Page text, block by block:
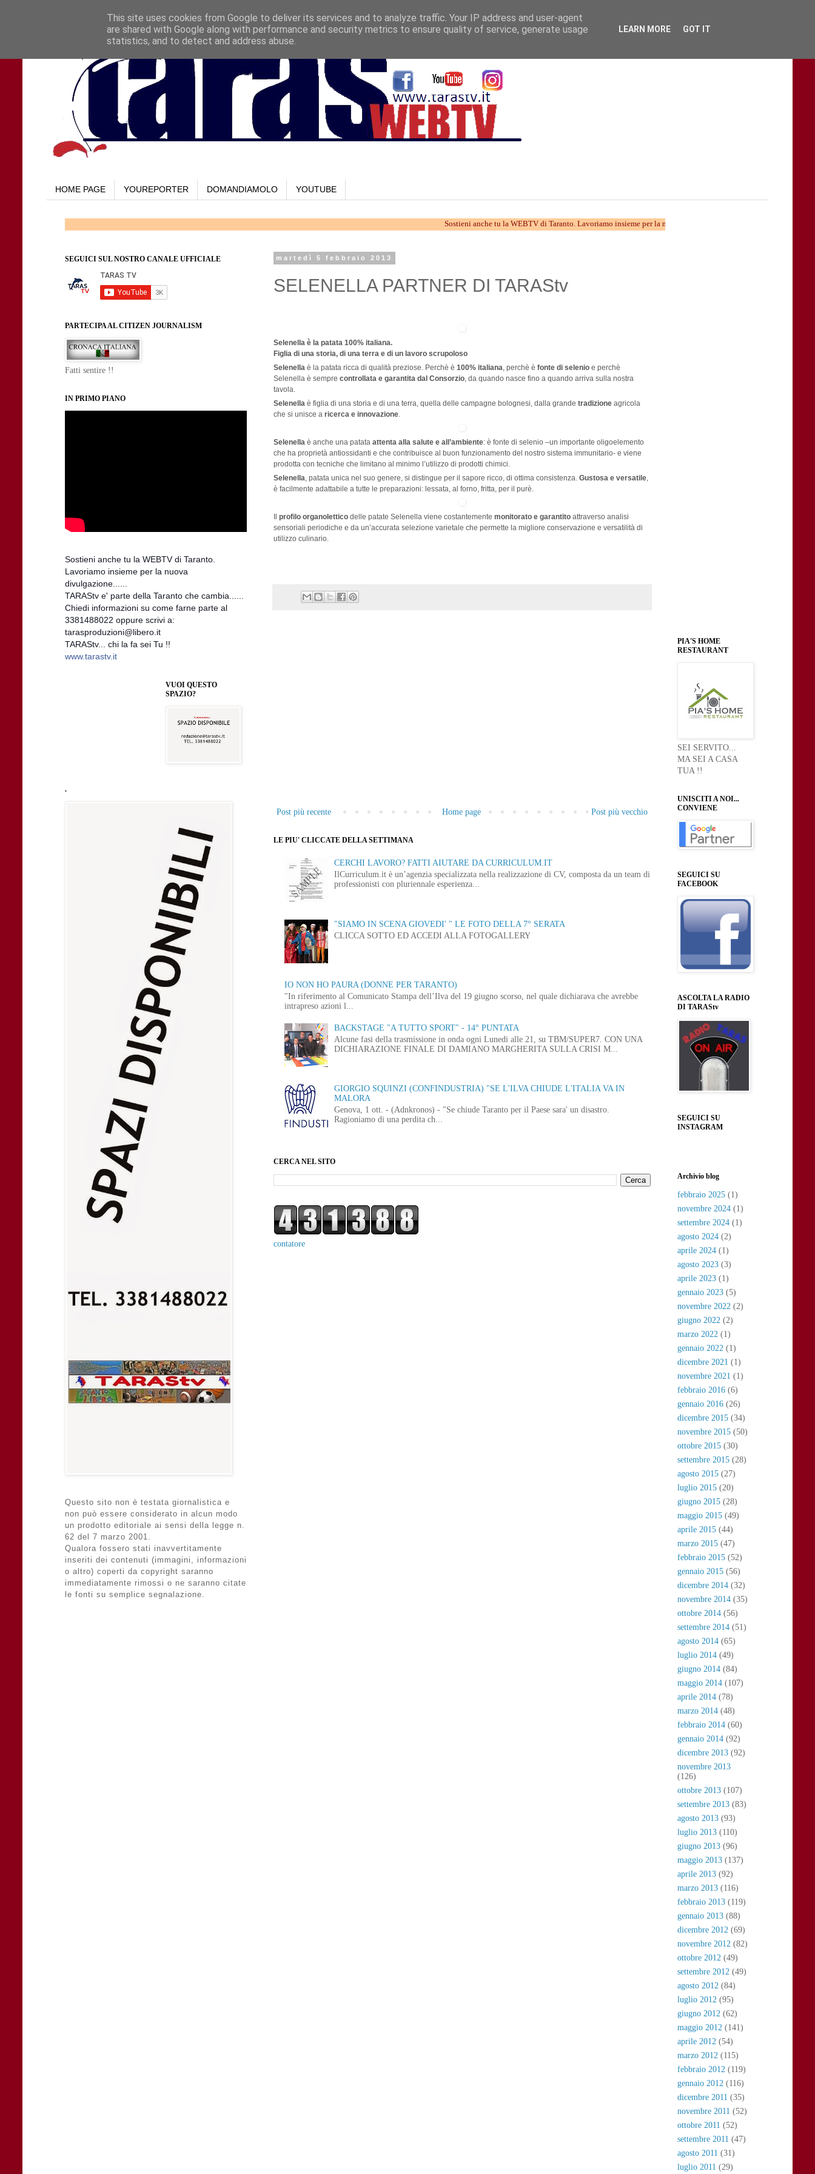
HOME PAGE YOUREPORTER DOMANDIAMOLO YOUTUBE
Sostieni anche tu la WEBTV di Taranto. Lavoriamo insieme per la nuova divulgazione...... TARAStv e' parte della
martedì 5 febbraio 2013
SELENELLA PARTNER DI TARAStv
Selenella è la patata 100% italiana.
Figlia di una storia, di una terra e di un lavoro scrupoloso
Selenella è la patata ricca di qualità preziose. Perchè è 100% italiana, perchè è fonte di selenio e perchè
Selenella è sempre controllata e garantita dal Consorzio, da quando nasce fino a quando arriva sulla nostra
tavola.
Selenella è figlia di una storia e di una terra, quella delle campagne bolognesi, dalla grande tradizione agricola
che si unisce a ricerca e innovazione.
Selenella è anche una patata attenta alla salute e all’ambiente: è fonte di selenio –un importante oligoelemento
che ha proprietà antiossidanti e che contribuisce al buon funzionamento del nostro sistema immunitario- e viene
prodotta con tecniche che limitano al minimo l’utilizzo di prodotti chimici.
Selenella, patata unica nel suo genere, si distingue per il sapore ricco, di ottima consistenza. Gustosa e versatile,
è facilmente adattabile a tutte le preparazioni: lessata, al forno, fritta, per il purè.
profilo organolettico delle patate Selenella viene costantemente monitorato e garantito attraverso analisi
sensoriali periodiche e da un’accurata selezione varietale che permette la migliore conservazione e versatilità di
utilizzo culinario.
Post più recente Post più vecchio
Home page
LE PIU' CLICCATE DELLA SETTIMANA
CERCHI LAVORO? FATTI AIUTARE DA CURRICULUM.IT
IlCurriculum.it è un’agenzia specializzata nella realizzazione di CV, composta da un team di
professionisti con pluriennale esperienza...
"SIAMO IN SCENA GIOVEDI' " LE FOTO DELLA 7° SERATA
CLICCA SOTTO ED ACCEDI ALLA FOTOGALLERY
IO NON HO PAURA (DONNE PER TARANTO)
"In riferimento al Comunicato Stampa dell’Ilva del 19 giugno scorso, nel quale dichiarava che avrebbe
intrapreso azioni l...
BACKSTAGE "A TUTTO SPORT" - 14° PUNTATA
Alcune fasi della trasmissione in onda ogni Lunedi alle 21, su TBM/SUPER7. CON UNA
DICHIARAZIONE FINALE DI DAMIANO MARGHERITA SULLA CRISI M...
GIORGIO SQUINZI (CONFINDUSTRIA) "SE L'ILVA CHIUDE L'ITALIA VA IN
MALORA
Genova, 1 ott. - (Adnkronos) - "Se chiude Taranto per il Paese sara' un disastro.
Ragioniamo di una perdita ch...
CERCA NEL SITO
contatore
SEGUICI SUL NOSTRO CANALE UFFICIALE
PARTECIPA AL CITIZEN JOURNALISM
Fatti sentire !!
IN PRIMO PIANO
Sostieni anche tu la WEBTV di Taranto.
Lavoriamo insieme per la nuova
divulgazione......
TARAStv e' parte della Taranto che cambia......
Chiedi informazioni su come farne parte al
3381488022 oppure scrivi a:
tarasproduzioni@libero.it
TARAStv... chi la fa sei Tu !!
www.tarastv.it
VUOI QUESTO
SPAZIO?
.
Questo sito non è testata giornalistica e
non può essere considerato in alcun modo
un prodotto editoriale ai sensi della legge n.
62 del 7 marzo 2001.
Qualora fossero stati inavvertitamente
inseriti dei contenuti (immagini, informazioni
o altro) coperti da copyright saranno
immediatamente rimossi o ne saranno citate
le fonti su semplice segnalazione.
PIA'S HOME
RESTAURANT
SEI SERVITO...
MA SEI A CASA
TUA !!
UNISCITI A NOI...
CONVIENE
SEGUICI SU
FACEBOOK
ASCOLTA LA RADIO
DI TARAStv
SEGUICI SU
INSTAGRAM
Archivio blog
febbraio 2025 (1)
novembre 2024 (1)
settembre 2024 (1)
agosto 2024 (2)
aprile 2024 (1)
agosto 2023 (3)
aprile 2023 (1)
gennaio 2023 (5)
novembre 2022 (2)
giugno 2022 (2)
marzo 2022 (1)
gennaio 2022 (1)
dicembre 2021 (1)
novembre 2021 (1)
febbraio 2016 (6)
gennaio 2016 (26)
dicembre 2015 (34)
novembre 2015 (50)
ottobre 2015 (30)
settembre 2015 (28)
agosto 2015 (27)
luglio 2015 (20)
giugno 2015 (28)
maggio 2015 (49)
aprile 2015 (44)
marzo 2015 (47)
febbraio 2015 (52)
gennaio 2015 (56)
dicembre 2014 (32)
novembre 2014 (35)
ottobre 2014 (56)
settembre 2014 (51)
agosto 2014 (65)
luglio 2014 (49)
giugno 2014 (84)
maggio 2014 (107)
aprile 2014 (78)
marzo 2014 (48)
febbraio 2014 (60)
gennaio 2014 (92)
dicembre 2013 (92)
novembre 2013
(126)
ottobre 2013 (107)
settembre 2013 (83)
agosto 2013 (93)
luglio 2013 (110)
giugno 2013 (96)
maggio 2013 (137)
aprile 2013 (92)
marzo 2013 (116)
febbraio 2013 (119)
gennaio 2013 (88)
dicembre 2012 (69)
novembre 2012 (82)
ottobre 2012 (49)
settembre 2012 (49)
agosto 2012 (84)
luglio 2012 (95)
giugno 2012 (62)
maggio 2012 (141)
aprile 2012 (54)
marzo 2012 (115)
febbraio 2012 (119)
gennaio 2012 (116)
dicembre 2011 (35)
novembre 2011 (52)
ottobre 2011 (52)
settembre 2011 (47)
agosto 2011 (31)
luglio 2011 (29)
This site uses cookies from Google to deliver its services and to analyze traffic. Your IP address and user-agent
are shared with Google along with performance and security metrics to ensure quality of service, generate usage
statistics, and to detect and address abuse.
LEARN MORE GOT IT